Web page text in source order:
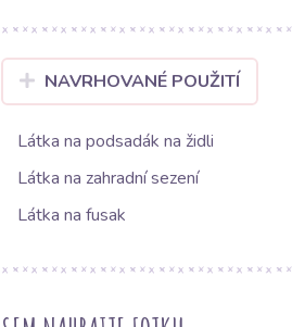
NAVRHOVANÉ POUŽITÍ
Látka na podsadák na židli
Látka na zahradní sezení
Látka na fusak